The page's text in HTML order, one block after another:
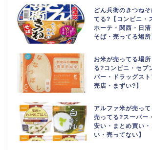
どん兵衛のきつね
てる?【コンビニ・
ホーテ・関西・日
そば・売ってる場所
お米が売ってる場
る?コンビニ・セブ
パー・ドラッグス
売店・まずい?】
アルファ米が売っ
売ってる?スーパー
安い・まとめ買い
い・売ってない】